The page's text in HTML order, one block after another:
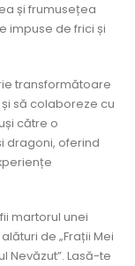
și frumusețea
impuse de frici și
transformătoare
să colaboreze cu
către o
dragoni, oferind
martorul unei
de „Frații Mei
Nevăzut”. Lasă-te